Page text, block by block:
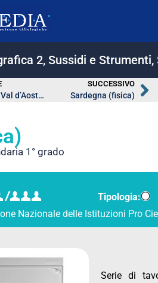
2, Sussidi e Strumenti,
Piemonte e Val d’Aosta (fisica)
SUCCESSIVO
Sardegna (fisica)
1° grado
Tipologia:
Nazionale delle Istituzioni Pro
Serie di